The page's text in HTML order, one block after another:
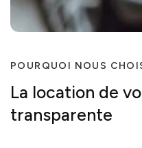
POURQUOI NOUS
La location de
transparente